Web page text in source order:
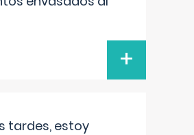
+
tardes, estoy